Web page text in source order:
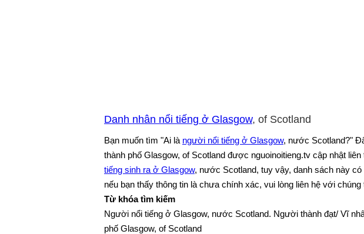
Danh nhân nổi tiếng ở Glasgow, of Scotland
Bạn muốn tìm "Ai là người nổi tiếng ở Glasgow, nước Scotland?"
thành phố Glasgow, of Scotland được nguoinoitieng.tv cập nhật
tiếng sinh ra ở Glasgow, nước Scotland, tuy vậy, danh sách này
nếu bạn thấy thông tin là chưa chính xác, vui lòng liên hệ với
Từ khóa tìm kiếm
Người nổi tiếng ở Glasgow, nước Scotland. Người thành đạt/ Vĩ
phố Glasgow, of Scotland